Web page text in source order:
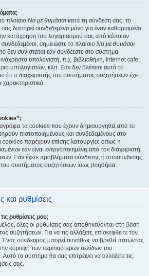
πλαίσιο Να με θυμάσαι κατά τη σύνδεση σας, το
διατηρεί συνδεδεμένο μόνο για έναν καθορισμένο
κατάχρηση του λογαριασμού σας από κάποιον
σημειώστε το πλαίσιο Να με θυμάσαι
δεν συνιστάται εάν συνδέεστε στο σύστημα
υπολογιστή, π.χ. βιβλιοθήκη, internet cafe,
υπολογιστών, κλπ. Εάν δεν βλέπετε αυτό το
ότι ο διαχειριστής του συστήματος συζητήσεων έχει
χαρακτηριστικό.
τα cookies που έχουν δημιουργηθεί από το
πιστοποιημένους και συνδεδεμένους στο
παρέχουν επίσης λειτουργίες όπως η
εάν είναι ενεργοποιημένη από τον διαχειριστή
Εάν έχετε προβλήματα σύνδεσης ή αποσύνδεσης,
συστήματος συζητήσεων ίσως βοηθήσει.
και ρυθμίσεις
ρυθμίσεις μου;
όλες οι ρυθμίσεις σας αποθηκεύονται στη βάση
συζητήσεων. Για να τις αλλάξετε, επισκεφθείτε τον
σύνδεσμος μπορεί συνήθως να βρεθεί πατώντας
κορυφή των περισσότερων σελίδων του
το σύστημα θα σας επιτρέψει να αλλάξετε τις
σας.